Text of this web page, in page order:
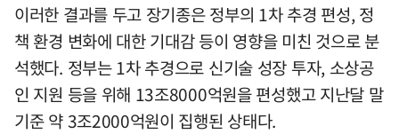
이러한 결과를 두고 장기종은 정부의 1차 추경 편성, 정
책 환경 변화에 대한 기대감 등이 영향을 미친 것으로 분
석했다. 정부는 1차 추경으로 신기술 성장 투자, 소상공
인 지원 등을 위해 13조8000억원을 편성했고 지난달 말
기준 약 3조2000억원이 집행된 상태다.